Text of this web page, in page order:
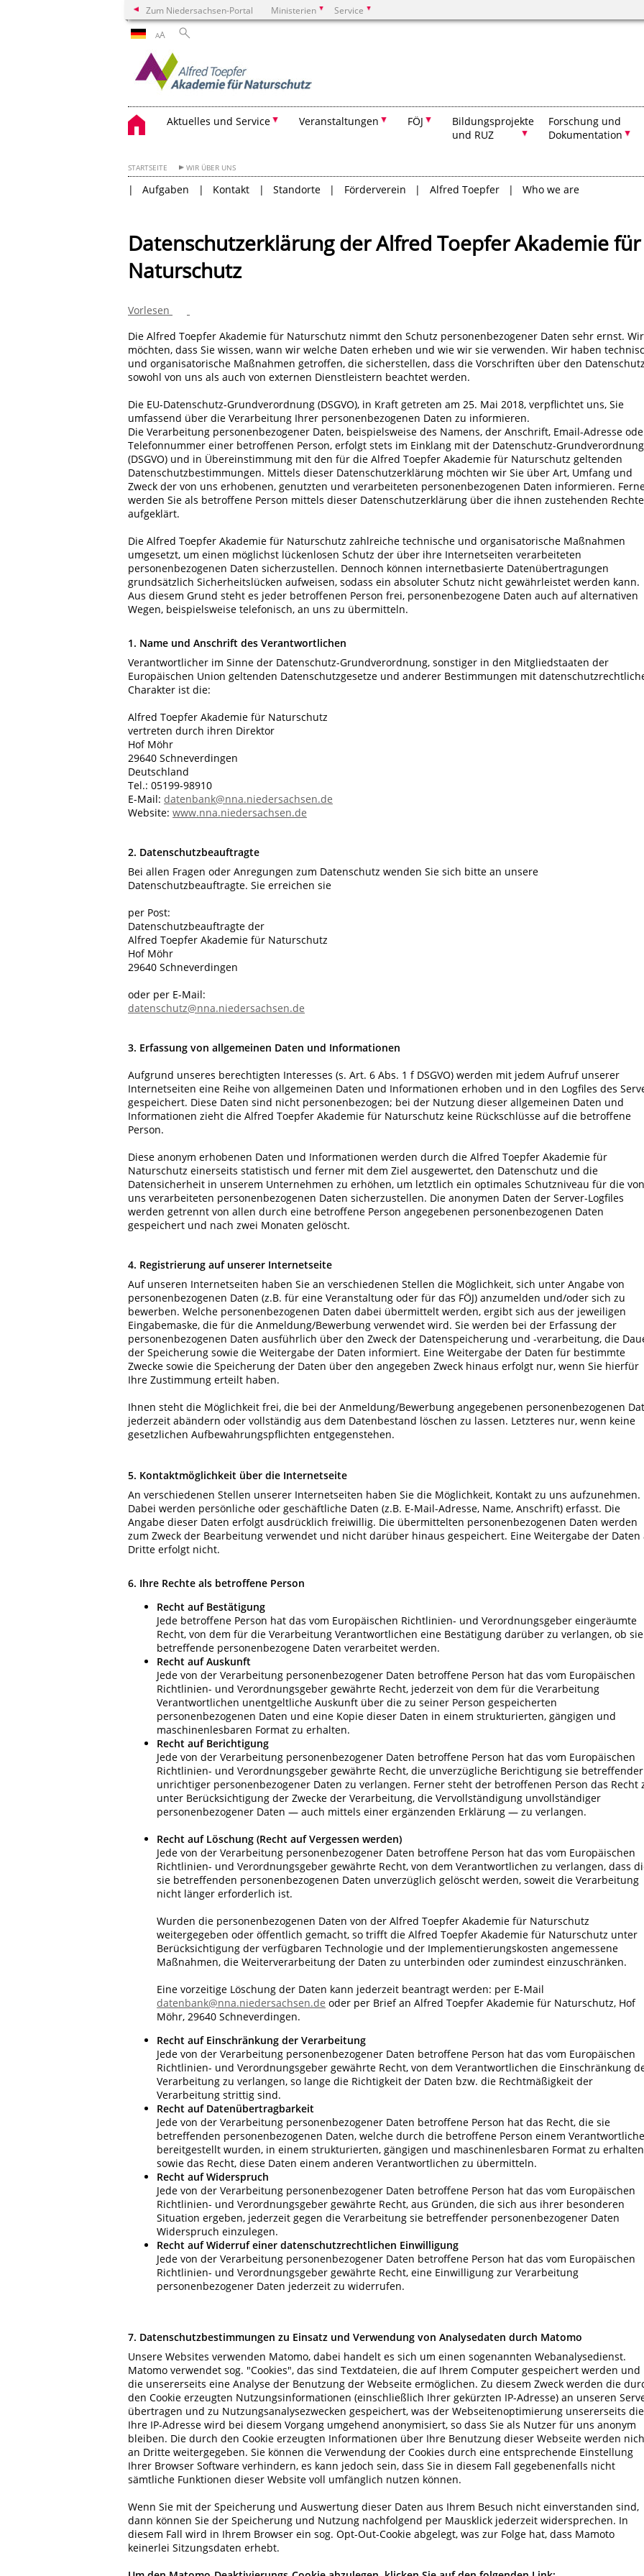
Zum Niedersachsen-Portal Ministerien Service
AA
Aktuelles und Service Veranstaltungen FÖJ
Bildungsprojekte
und RUZ
Forschung und
Dokumentation
STARTSEITE WIR ÜBER UNS
Aufgaben Kontakt Standorte Förderverein Alfred Toepfer Who we are
Datenschutzerklärung der Alfred Toepfer Akademie für
Naturschutz
Vorlesen
Die Alfred Toepfer Akademie für Naturschutz nimmt den Schutz personenbezogener Daten sehr ernst. Wir
möchten, dass Sie wissen, wann wir welche Daten erheben und wie wir sie verwenden. Wir haben
und organisatorische Maßnahmen getroffen, die sicherstellen, dass die Vorschriften über den
sowohl von uns als auch von externen Dienstleistern beachtet werden.
Die EU-Datenschutz-Grundverordnung (DSGVO), in Kraft getreten am 25. Mai 2018, verpflichtet uns, Sie
umfassend über die Verarbeitung Ihrer personenbezogenen Daten zu informieren.
Die Verarbeitung personenbezogener Daten, beispielsweise des Namens, der Anschrift, Email-Adresse
Telefonnummer einer betroffenen Person, erfolgt stets im Einklang mit der Datenschutz-Grundverordnung
(DSGVO) und in Übereinstimmung mit den für die Alfred Toepfer Akademie für Naturschutz geltenden
Datenschutzbestimmungen. Mittels dieser Datenschutzerklärung möchten wir Sie über Art, Umfang und
Zweck der von uns erhobenen, genutzten und verarbeiteten personenbezogenen Daten informieren.
werden Sie als betroffene Person mittels dieser Datenschutzerklärung über die ihnen zustehenden Rechte
aufgeklärt.
Die Alfred Toepfer Akademie für Naturschutz zahlreiche technische und organisatorische Maßnahmen
umgesetzt, um einen möglichst lückenlosen Schutz der über ihre Internetseiten verarbeiteten
personenbezogenen Daten sicherzustellen. Dennoch können internetbasierte Datenübertragungen
grundsätzlich Sicherheitslücken aufweisen, sodass ein absoluter Schutz nicht gewährleistet werden kann.
Aus diesem Grund steht es jeder betroffenen Person frei, personenbezogene Daten auch auf alternativen
Wegen, beispielsweise telefonisch, an uns zu übermitteln.
1. Name und Anschrift des Verantwortlichen
Verantwortlicher im Sinne der Datenschutz-Grundverordnung, sonstiger in den Mitgliedstaaten der
Europäischen Union geltenden Datenschutzgesetze und anderer Bestimmungen mit
Charakter ist die:
Alfred Toepfer Akademie für Naturschutz
vertreten durch ihren Direktor
Hof Möhr
29640 Schneverdingen
Deutschland
Tel.: 05199-98910
E-Mail: datenbank@nna.niedersachsen.de
Website: www.nna.niedersachsen.de
2. Datenschutzbeauftragte
Bei allen Fragen oder Anregungen zum Datenschutz wenden Sie sich bitte an unsere
Datenschutzbeauftragte. Sie erreichen sie
per Post:
Datenschutzbeauftragte der
Alfred Toepfer Akademie für Naturschutz
Hof Möhr
29640 Schneverdingen
oder per E-Mail:
datenschutz@nna.niedersachsen.de
3. Erfassung von allgemeinen Daten und Informationen
Aufgrund unseres berechtigten Interesses (s. Art. 6 Abs. 1 f DSGVO) werden mit jedem Aufruf unserer
Internetseiten eine Reihe von allgemeinen Daten und Informationen erhoben und in den Logfiles des
gespeichert. Diese Daten sind nicht personenbezogen; bei der Nutzung dieser allgemeinen Daten und
Informationen zieht die Alfred Toepfer Akademie für Naturschutz keine Rückschlüsse auf die betroffene
Person.
Diese anonym erhobenen Daten und Informationen werden durch die Alfred Toepfer Akademie für
Naturschutz einerseits statistisch und ferner mit dem Ziel ausgewertet, den Datenschutz und die
Datensicherheit in unserem Unternehmen zu erhöhen, um letztlich ein optimales Schutzniveau für die von
uns verarbeiteten personenbezogenen Daten sicherzustellen. Die anonymen Daten der Server-Logfiles
werden getrennt von allen durch eine betroffene Person angegebenen personenbezogenen Daten
gespeichert und nach zwei Monaten gelöscht.
4. Registrierung auf unserer Internetseite
Auf unseren Internetseiten haben Sie an verschiedenen Stellen die Möglichkeit, sich unter Angabe von
personenbezogenen Daten (z.B. für eine Veranstaltung oder für das FÖJ) anzumelden und/oder sich zu
bewerben. Welche personenbezogenen Daten dabei übermittelt werden, ergibt sich aus der jeweiligen
Eingabemaske, die für die Anmeldung/Bewerbung verwendet wird. Sie werden bei der Erfassung der
personenbezogenen Daten ausführlich über den Zweck der Datenspeicherung und -verarbeitung, die
der Speicherung sowie die Weitergabe der Daten informiert. Eine Weitergabe der Daten für bestimmte
Zwecke sowie die Speicherung der Daten über den angegeben Zweck hinaus erfolgt nur, wenn Sie hierfür
Ihre Zustimmung erteilt haben.
Ihnen steht die Möglichkeit frei, die bei der Anmeldung/Bewerbung angegebenen personenbezogenen
jederzeit abändern oder vollständig aus dem Datenbestand löschen zu lassen. Letzteres nur, wenn keine
gesetzlichen Aufbewahrungspflichten entgegenstehen.
5. Kontaktmöglichkeit über die Internetseite
An verschiedenen Stellen unserer Internetseiten haben Sie die Möglichkeit, Kontakt zu uns aufzunehmen.
Dabei werden persönliche oder geschäftliche Daten (z.B. E-Mail-Adresse, Name, Anschrift) erfasst. Die
Angabe dieser Daten erfolgt ausdrücklich freiwillig. Die übermittelten personenbezogenen Daten werden
zum Zweck der Bearbeitung verwendet und nicht darüber hinaus gespeichert. Eine Weitergabe der Daten
Dritte erfolgt nicht.
6. Ihre Rechte als betroffene Person
Recht auf Bestätigung
Jede betroffene Person hat das vom Europäischen Richtlinien- und Verordnungsgeber eingeräumte
Recht, von dem für die Verarbeitung Verantwortlichen eine Bestätigung darüber zu verlangen, ob sie
betreffende personenbezogene Daten verarbeitet werden.
Recht auf Auskunft
Jede von der Verarbeitung personenbezogener Daten betroffene Person hat das vom Europäischen
Richtlinien- und Verordnungsgeber gewährte Recht, jederzeit von dem für die Verarbeitung
Verantwortlichen unentgeltliche Auskunft über die zu seiner Person gespeicherten
personenbezogenen Daten und eine Kopie dieser Daten in einem strukturierten, gängigen und
maschinenlesbaren Format zu erhalten.
Recht auf Berichtigung
Jede von der Verarbeitung personenbezogener Daten betroffene Person hat das vom Europäischen
Richtlinien- und Verordnungsgeber gewährte Recht, die unverzügliche Berichtigung sie betreffender
unrichtiger personenbezogener Daten zu verlangen. Ferner steht der betroffenen Person das Recht
unter Berücksichtigung der Zwecke der Verarbeitung, die Vervollständigung unvollständiger
personenbezogener Daten — auch mittels einer ergänzenden Erklärung — zu verlangen.
Recht auf Löschung (Recht auf Vergessen werden)
Jede von der Verarbeitung personenbezogener Daten betroffene Person hat das vom Europäischen
Richtlinien- und Verordnungsgeber gewährte Recht, von dem Verantwortlichen zu verlangen, dass
sie betreffenden personenbezogenen Daten unverzüglich gelöscht werden, soweit die Verarbeitung
nicht länger erforderlich ist.
Wurden die personenbezogenen Daten von der Alfred Toepfer Akademie für Naturschutz
weitergegeben oder öffentlich gemacht, so trifft die Alfred Toepfer Akademie für Naturschutz unter
Berücksichtigung der verfügbaren Technologie und der Implementierungskosten angemessene
Maßnahmen, die Weiterverarbeitung der Daten zu unterbinden oder zumindest einzuschränken.
Eine vorzeitige Löschung der Daten kann jederzeit beantragt werden: per E-Mail
datenbank@nna.niedersachsen.de oder per Brief an Alfred Toepfer Akademie für Naturschutz, Hof
Möhr, 29640 Schneverdingen.
Recht auf Einschränkung der Verarbeitung
Jede von der Verarbeitung personenbezogener Daten betroffene Person hat das vom Europäischen
Richtlinien- und Verordnungsgeber gewährte Recht, von dem Verantwortlichen die Einschränkung
Verarbeitung zu verlangen, so lange die Richtigkeit der Daten bzw. die Rechtmäßigkeit der
Verarbeitung strittig sind.
Recht auf Datenübertragbarkeit
Jede von der Verarbeitung personenbezogener Daten betroffene Person hat das Recht, die sie
betreffenden personenbezogenen Daten, welche durch die betroffene Person einem
bereitgestellt wurden, in einem strukturierten, gängigen und maschinenlesbaren Format zu erhalten
sowie das Recht, diese Daten einem anderen Verantwortlichen zu übermitteln.
Recht auf Widerspruch
Jede von der Verarbeitung personenbezogener Daten betroffene Person hat das vom Europäischen
Richtlinien- und Verordnungsgeber gewährte Recht, aus Gründen, die sich aus ihrer besonderen
Situation ergeben, jederzeit gegen die Verarbeitung sie betreffender personenbezogener Daten
Widerspruch einzulegen.
Recht auf Widerruf einer datenschutzrechtlichen Einwilligung
Jede von der Verarbeitung personenbezogener Daten betroffene Person hat das vom Europäischen
Richtlinien- und Verordnungsgeber gewährte Recht, eine Einwilligung zur Verarbeitung
personenbezogener Daten jederzeit zu widerrufen.
7. Datenschutzbestimmungen zu Einsatz und Verwendung von Analysedaten durch Matomo
Unsere Websites verwenden Matomo, dabei handelt es sich um einen sogenannten Webanalysedienst.
Matomo verwendet sog. "Cookies", das sind Textdateien, die auf Ihrem Computer gespeichert werden und
die unsererseits eine Analyse der Benutzung der Webseite ermöglichen. Zu diesem Zweck werden die
den Cookie erzeugten Nutzungsinformationen (einschließlich Ihrer gekürzten IP-Adresse) an unseren
übertragen und zu Nutzungsanalysezwecken gespeichert, was der Webseitenoptimierung unsererseits
Ihre IP-Adresse wird bei diesem Vorgang umgehend anonymisiert, so dass Sie als Nutzer für uns anonym
bleiben. Die durch den Cookie erzeugten Informationen über Ihre Benutzung dieser Webseite werden
an Dritte weitergegeben. Sie können die Verwendung der Cookies durch eine entsprechende Einstellung
Ihrer Browser Software verhindern, es kann jedoch sein, dass Sie in diesem Fall gegebenenfalls nicht
sämtliche Funktionen dieser Website voll umfänglich nutzen können.
Wenn Sie mit der Speicherung und Auswertung dieser Daten aus Ihrem Besuch nicht einverstanden sind,
dann können Sie der Speicherung und Nutzung nachfolgend per Mausklick jederzeit widersprechen. In
diesem Fall wird in Ihrem Browser ein sog. Opt-Out-Cookie abgelegt, was zur Folge hat, dass Mamoto
keinerlei Sitzungsdaten erhebt.